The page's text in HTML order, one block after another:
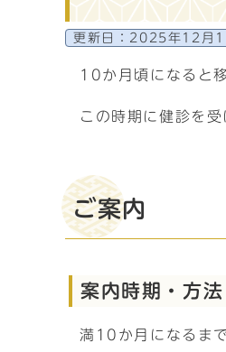
更新日： 2025年12月1
10か月頃になると
この時期に健診を
ご案内
案内時期・方法
満10か月になるま